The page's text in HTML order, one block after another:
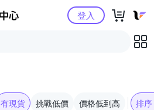
Yahoo購物中心登入
有現貨 挑戰低價 價格低到高 排序